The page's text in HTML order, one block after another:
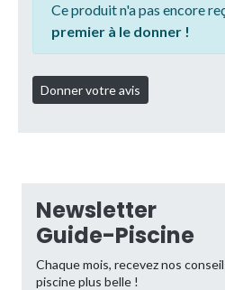
Ce produit n'a pas encore
premier à le donner !
Newsletter
Guide-Piscine
Chaque mois, recevez nos
piscine plus belle !